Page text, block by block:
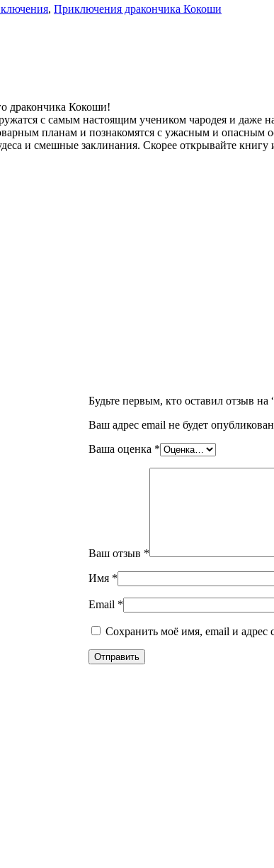
, Приключения дракончика Кокоши
дракончика Кокоши!
с самым настоящим учеником чародея и даже
планам и познакомятся с ужасным и опасным
и смешные заклинания. Скорее открывайте книгу
Будьте первым, кто оставил отзыв
Ваш адрес email не будет
Ваша оценка *
Ваш отзыв *
Имя *
Email *
Сохранить моё имя, email и адрес